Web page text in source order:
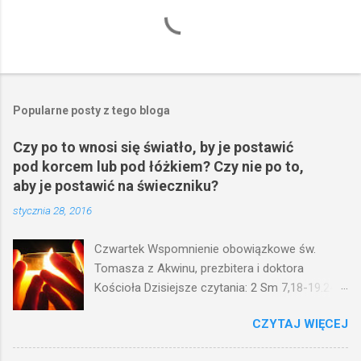
Popularne posty z tego bloga
Czy po to wnosi się światło, by je postawić
pod korcem lub pod łóżkiem? Czy nie po to,
aby je postawić na świeczniku?
stycznia 28, 2016
Czwartek Wspomnienie obowiązkowe św.
Tomasza z Akwinu, prezbitera i doktora
Kościoła Dzisiejsze czytania: 2 Sm 7,18-19.24-
(Mk 4,21-25) Jezus mówił ludowi: Czy po to
wnosi się światło, by je postawić pod korcem
CZYTAJ WIĘCEJ